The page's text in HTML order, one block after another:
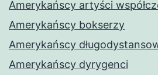
Amerykańscy artyści
Amerykańscy bokserzy
Amerykańscy
Amerykańscy dyrygenci